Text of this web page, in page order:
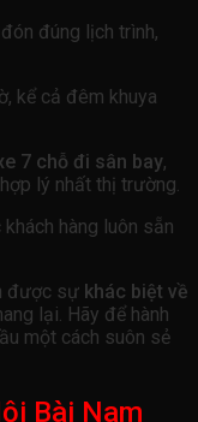
đúng lịch trình,
kể cả đêm khuya
7 chỗ đi sân bay,
hợp lý nhất thị trường.
hàng luôn sẵn
được sự khác biệt về
lại. Hãy để hành
một cách suôn sẻ
Bài Nam